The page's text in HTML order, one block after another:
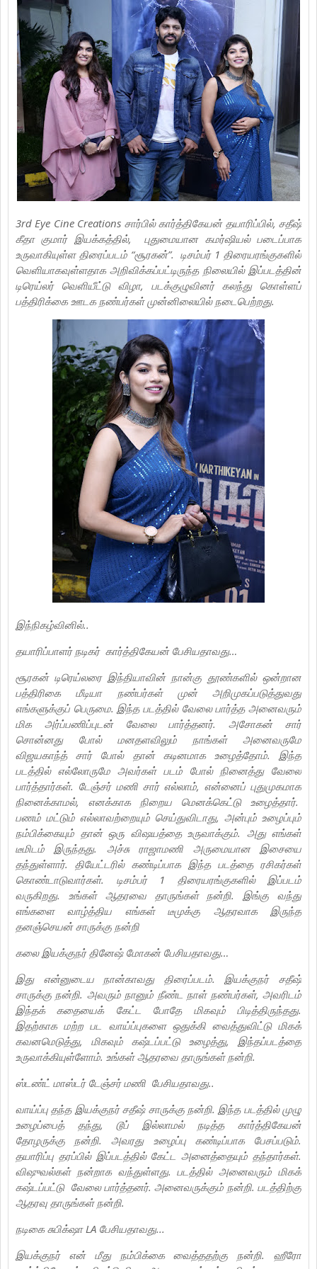
3rd Eye Cine Creations சார்பில் கார்த்திகேயன் தயாரிப்பில், சதீஷ்
கீதா குமார் இயக்கத்தில், புதுமையான கமர்ஷியல் படைப்பாக
உருவாகியுள்ள திரைப்படம் “சூரகன்”. டிசம்பர் 1 திரையரங்குகளில்
வெளியாகவுள்ளதாக அறிவிக்கப்பட்டிருந்த நிலையில் இப்படத்தின்
டிரெய்லர் வெளியீட்டு விழா, படக்குழுவினர் கலந்து கொள்ளப்
பத்திரிக்கை ஊடக நண்பர்கள் முன்னிலையில் நடைபெற்றது.
இந்நிகழ்வினில்..
தயாரிப்பாளர் நடிகர் கார்த்திகேயன் பேசியதாவது…
சூரகன் டிரெய்லரை இந்தியாவின் நான்கு தூண்களில் ஒன்றான
பத்திரிகை மீடியா நண்பர்கள் முன் அறிமுகப்படுத்துவது
எங்களுக்குப் பெருமை. இந்த படத்தில் வேலை பார்த்த அனைவரும்
மிக அர்ப்பணிப்புடன் வேலை பார்த்தனர். அசோகன் சார்
சொன்னது போல் மனதளவிலும் நாங்கள் அனைவருமே
விஜயகாந்த் சார் போல் தான் கடினமாக உழைத்தோம். இந்த
படத்தில் எல்லோருமே அவர்கள் படம் போல் நினைத்து வேலை
பார்த்தார்கள். டேஞ்சர் மணி சார் எல்லாம், என்னைப் புதுமுகமாக
நினைக்காமல், எனக்காக நிறைய மெனக்கெட்டு உழைத்தார்.
பணம் மட்டும் எல்லாவற்றையும் செய்துவிடாது, அன்பும் உழைப்பும்
நம்பிக்கையும் தான் ஒரு விஷயத்தை உருவாக்கும். அது எங்கள்
டீமிடம் இருந்தது. அச்சு ராஜாமணி அருமையான இசையை
தந்துள்ளார். தியேட்டரில் கண்டிப்பாக இந்த படத்தை ரசிகர்கள்
கொண்டாடுவார்கள். டிசம்பர் 1 திரையரங்குகளில் இப்படம்
வருகிறது. உங்கள் ஆதரவை தாருங்கள் நன்றி. இங்கு வந்து
எங்களை வாழ்த்திய எங்கள் டீமுக்கு ஆதரவாக இருந்த
தனஞ்செயன் சாருக்கு நன்றி
கலை இயக்குநர் தினேஷ் மோகன் பேசியதாவது…
இது என்னுடைய நான்காவது திரைப்படம். இயக்குநர் சதீஷ்
சாருக்கு நன்றி. அவரும் நானும் நீண்ட நாள் நண்பர்கள், அவரிடம்
இந்தக் கதையைக் கேட்ட போதே மிகவும் பிடித்திருந்தது.
இதற்காக மற்ற பட வாய்ப்புகளை ஒதுக்கி வைத்துவிட்டு மிகக்
கவனமெடுத்து, மிகவும் கஷ்டப்பட்டு உழைத்து, இந்தப்படத்தை
உருவாக்கியுள்ளோம். உங்கள் ஆதரவை தாருங்கள் நன்றி.
ஸ்டண்ட் மாஸ்டர் டேஞ்சர் மணி பேசியதாவது..
வாய்ப்பு தந்த இயக்குநர் சதீஷ் சாருக்கு நன்றி. இந்த படத்தில் முழு
உழைப்பைத் தந்து, டூப் இல்லாமல் நடித்த கார்த்திகேயன்
தோழருக்கு நன்றி. அவரது உழைப்பு கண்டிப்பாக பேசப்படும்.
தயாரிப்பு தரப்பில் இப்படத்தில் கேட்ட அனைத்தையும் தந்தார்கள்.
விஷுவல்கள் நன்றாக வந்துள்ளது. படத்தில் அனைவரும் மிகக்
கஷ்டப்பட்டு வேலை பார்த்தனர். அனைவருக்கும் நன்றி. படத்திற்கு
ஆதரவு தாருங்கள் நன்றி.
நடிகை சுபிக்‌ஷா LA பேசியதாவது...
இயக்குநர் என் மீது நம்பிக்கை வைத்ததற்கு நன்றி. ஹீரோ